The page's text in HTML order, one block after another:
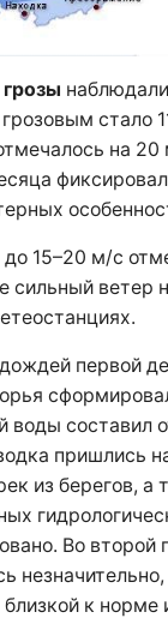
грозы
стало
на
15–20 м/с
сильный ветер
первой
воды составил
пришлись
из берегов, а
Во второй
близкой к